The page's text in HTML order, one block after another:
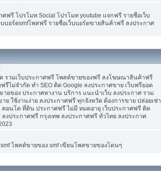
ฟรี โปรโมท Social โปรโมท youtube แจกฟรี รายชื่อเว็บ
บบอร์ดsmfโพสฟรี รายชื่อเว็บบอร์ดขายสินค้าฟรี ลงประกาศ
รวมเว็บประกาศฟรี โพสต์ขายของฟรี ลงโฆษณาสินค้าฟรี
ไม่จำกัด ทำ SEO ติด Google ลงประกาศขาย เว็บฟรียอด
ยของ ประกาศหางาน บริการ แนะนำเว็บ ลงประกาศ รวม
ย ใช้งานง่าย ลงประกาศฟรี ทุกจังหวัด ต้องการขาย ปล่อยเช่า
อนโด ที่ดิน ประกาศฟรี ไม่มี หมดอายุ เว็บประกาศฟรี ติด
งประกาศฟรี กรุงเทพ ลงประกาศฟรี ทั่วไทย ลงประกาศ
โพสต์ขายของ smf เขียนโพสขายของโดนๆ